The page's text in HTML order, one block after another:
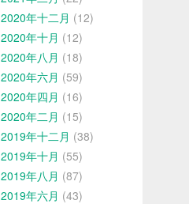
2020年十二月 (12)
2020年十月 (12)
2020年八月 (18)
2020年六月 (59)
2020年四月 (16)
2020年二月 (15)
2019年十二月 (38)
2019年十月 (55)
2019年八月 (87)
2019年六月 (43)